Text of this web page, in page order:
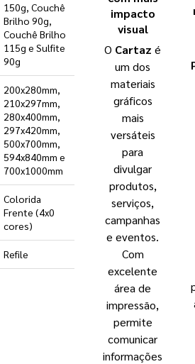
150g, Couchê
Brilho 90g,
Couchê Brilho
115g e Sulfite
90g
200x280mm,
210x297mm,
280x400mm,
297x420mm,
500x700mm,
594x840mm e
700x1000mm
Colorida
Frente (4x0
cores)
Refile
impacto
visual
O Cartaz é
um dos
materiais
gráficos
mais
versáteis
para
divulgar
produtos,
serviços,
campanhas
e eventos.
Com
excelente
área de
impressão,
permite
comunicar
informações